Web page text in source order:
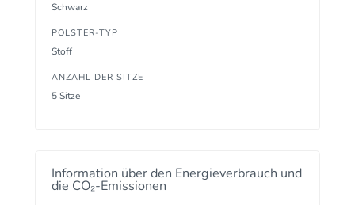
Schwarz
POLSTER-TYP
Stoff
ANZAHL DER SITZE
5 Sitze
Information über den Energieverbrauch und
die CO₂-Emissionen